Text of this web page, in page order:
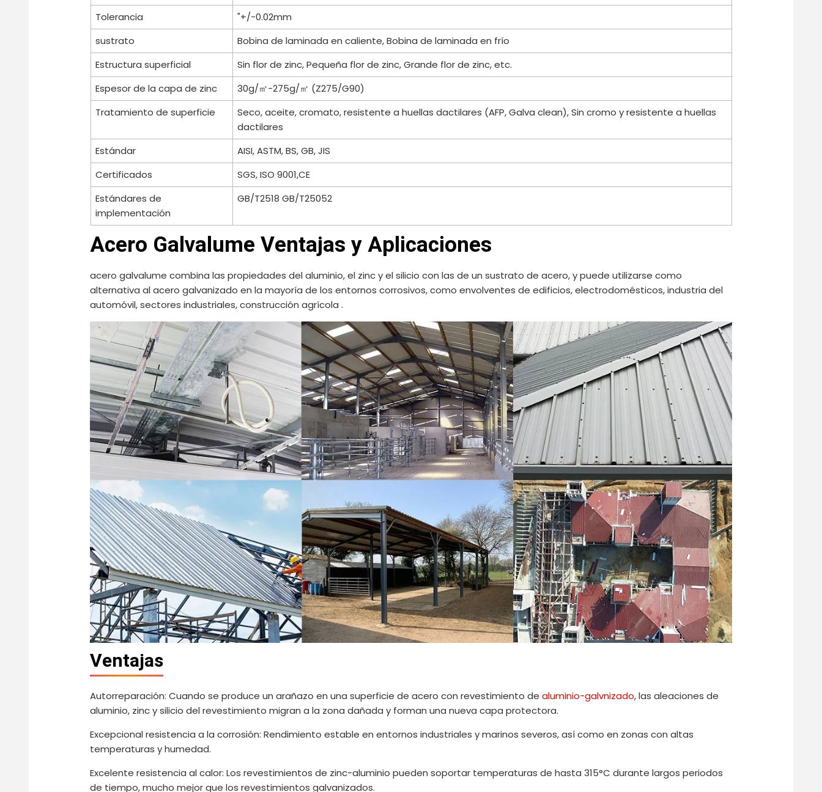
Tolerancia
"+/-0.02mm
sustrato
Bobina de laminada en caliente, Bobina de laminada en frío
Estructura superficial
Sin flor de zinc, Pequeña flor de zinc, Grande flor de zinc, etc.
Espesor de la capa de zinc
30g/㎡-275g/㎡ (Z275/G90)
Tratamiento de superficie
Seco, aceite, cromato, resistente a huellas dactilares (AFP, Galva clean), Sin cromo y resistente a huellas
dactilares
Estándar
AISI, ASTM, BS, GB, JIS
Certificados
SGS, ISO 9001,CE
Estándares de
implementación
GB/T2518 GB/T25052
Acero Galvalume Ventajas y Aplicaciones
acero galvalume combina las propiedades del aluminio, el zinc y el silicio con las de un sustrato de acero, y puede utilizarse como
alternativa al acero galvanizado en la mayoría de los entornos corrosivos, como envolventes de edificios, electrodomésticos, industria del
automóvil, sectores industriales, construcción agrícola .
Ventajas
Autorreparación: Cuando se produce un arañazo en una superficie de acero con revestimiento dealuminio-galvnizado, las aleaciones de
aluminio, zinc y silicio del revestimiento migran a la zona dañada y forman una nueva capa protectora.
Excepcional resistencia a la corrosión: Rendimiento estable en entornos industriales y marinos severos, así como en zonas con altas
temperaturas y humedad.
Excelente resistencia al calor: Los revestimientos de zinc-aluminio pueden soportar temperaturas de hasta 315°C durante largos periodos
de tiempo, mucho mejor que los revestimientos galvanizados.